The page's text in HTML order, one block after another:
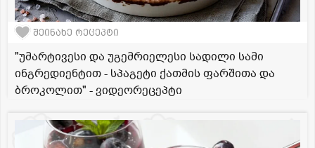
შეინახე რეცეპტი
"უმარტივესი და უგემრიელესი სადილი სამი
ინგრედიენტით - სპაგეტი ქათმის ფარშითა და
ბროკოლით" - ვიდეორეცეპტი